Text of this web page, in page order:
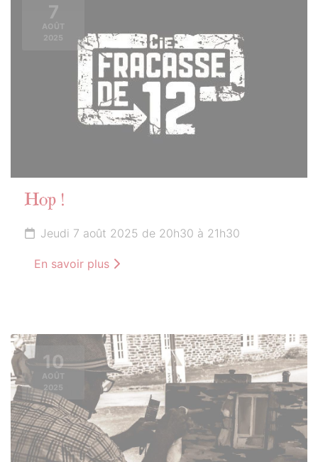
7
AOÛT
2025
Hop !
Jeudi 7 août 2025 de 20h30 à 21h30
En savoir plus
10
AOÛT
2025